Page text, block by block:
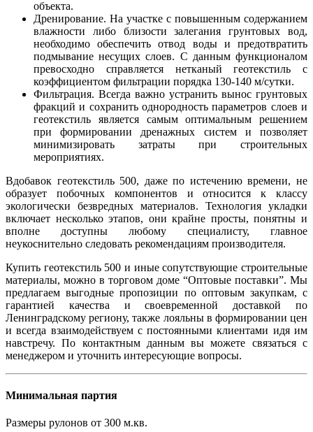
объекта.
Дренирование. На участке с повышенным содержанием
влажности либо близости залегания грунтовых вод,
необходимо обеспечить отвод воды и предотвратить
подмывание несущих слоев. С данным функционалом
превосходно справляется нетканый геотекстиль с
коэффициентом фильтрации порядка 130-140 м/сутки.
Фильтрация. Всегда важно устранить вынос грунтовых
фракций и сохранить однородность параметров слоев и
геотекстиль является самым оптимальным решением
при формировании дренажных систем и позволяет
минимизировать затраты при строительных
мероприятиях.
Вдобавок геотекстиль 500, даже по истечению времени, не
образует побочных компонентов и относится к классу
экологически безвредных материалов. Технология укладки
включает несколько этапов, они крайне просты, понятны и
вполне доступны любому специалисту, главное
неукоснительно следовать рекомендациям производителя.
Купить геотекстиль 500 и иные сопутствующие строительные
материалы, можно в торговом доме “Оптовые поставки”. Мы
предлагаем выгодные пропозиции по оптовым закупкам, с
гарантией качества и своевременной доставкой по
Ленинградскому региону, также лояльны в формировании цен
и всегда взаимодействуем с постоянными клиентами идя им
навстречу. По контактным данным вы можете связаться с
менеджером и уточнить интересующие вопросы.
Минимальная партия
Размеры рулонов от 300 м.кв.